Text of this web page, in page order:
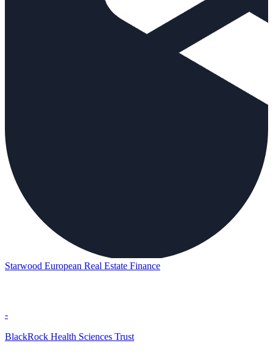
Starwood European Real Estate Finance
-
BlackRock Health Sciences Trust